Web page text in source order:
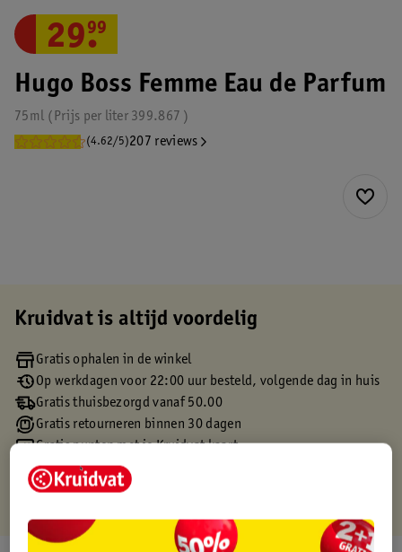
Hugo Boss Femme Eau de Parfum
75ml 399.867
Prijs per liter
(4.62/5)207 reviews
29.
99
Kruidvat is altijd voordelig
Gratis ophalen in de winkel
Op werkdagen voor 22:00 uur besteld, volgende dag in huis
Gratis thuisbezorgd vanaf 50.00
Gratis retourneren binnen 30 dagen
Gratis punten met je Kruidvat kaart